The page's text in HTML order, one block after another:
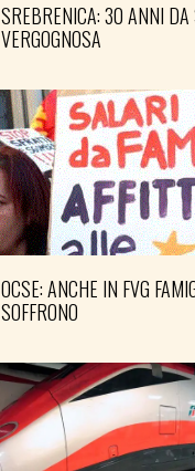
SREBRENICA: 30 ANNI DA
VERGOGNOSA
OCSE: ANCHE IN FVG
SOFFRONO